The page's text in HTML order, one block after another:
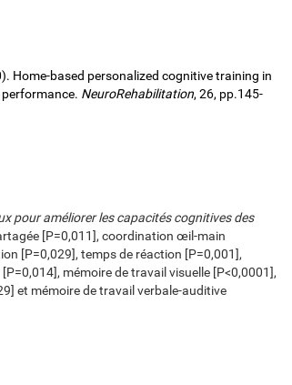
Home-based personalized cognitive training in
NeuroRehabilitation, 26, pp.145-
pour améliorer les capacités cognitives des
[P=0,011], coordination œil-main
[P=0,029], temps de réaction [P=0,001],
mémoire de travail visuelle [P<0,0001],
et mémoire de travail verbale-auditive